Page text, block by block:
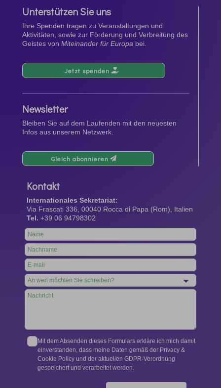
Unterstützen Sie uns
Ihre Spenden tragen zu Veranstaltungen und
Aktivitäten, sowie zur Förderung und Verbreitung des
Geistes von Miteinander für Europabei.
Jetzt spenden
Newsletter
Bleiben Sie auf dem Laufenden mit den neuesten
Infos aus unserem Netzwerk.
Gleich abonnieren
Kontakt
Internationales Sekretariat:
Via Frascati 336, 00040 Rocca di Papa (Rom), Italien
Tel. +39 06 94798302
Leave
this
field
blank
Mit dem Absenden dieses Formulars erkläre ich mich damit
einverstanden, dass meine Daten gemäß der Privacy &
Cookie Policy und der aktuellen GDPR-Verordnung
gespeichert und verarbeitet werden.